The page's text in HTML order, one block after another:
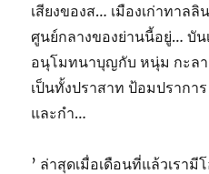
เสียงของส… เมืองเก่าทาล
ศูนย์กลางของย่านนี้อยู่… บัน
อนุโมทนาบุญกับ หนุ่ม กะลา
เป็นทั้งปราสาท ป้อมปรากา
และกำ…
’ ล่าสุดเมื่อเดือนที่แล้วเรา